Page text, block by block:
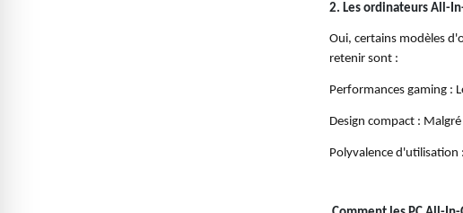
2. Les ordinateurs All-
Oui, certains modèles
retenir sont :
Performances gaming :
Design compact :
Polyvalence d'utilisation